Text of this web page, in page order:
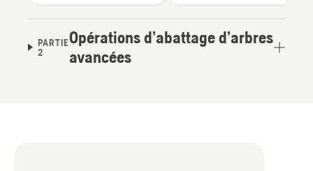
PARTIE
2
Opérations d’abattage d’arbres
avancées